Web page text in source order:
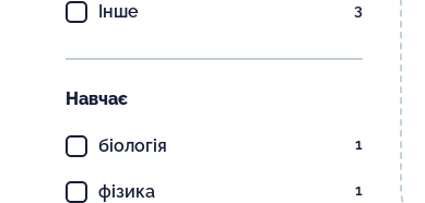
Інше 3
Навчає
біологія 1
фізика 1